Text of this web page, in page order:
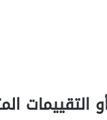
التقييمات